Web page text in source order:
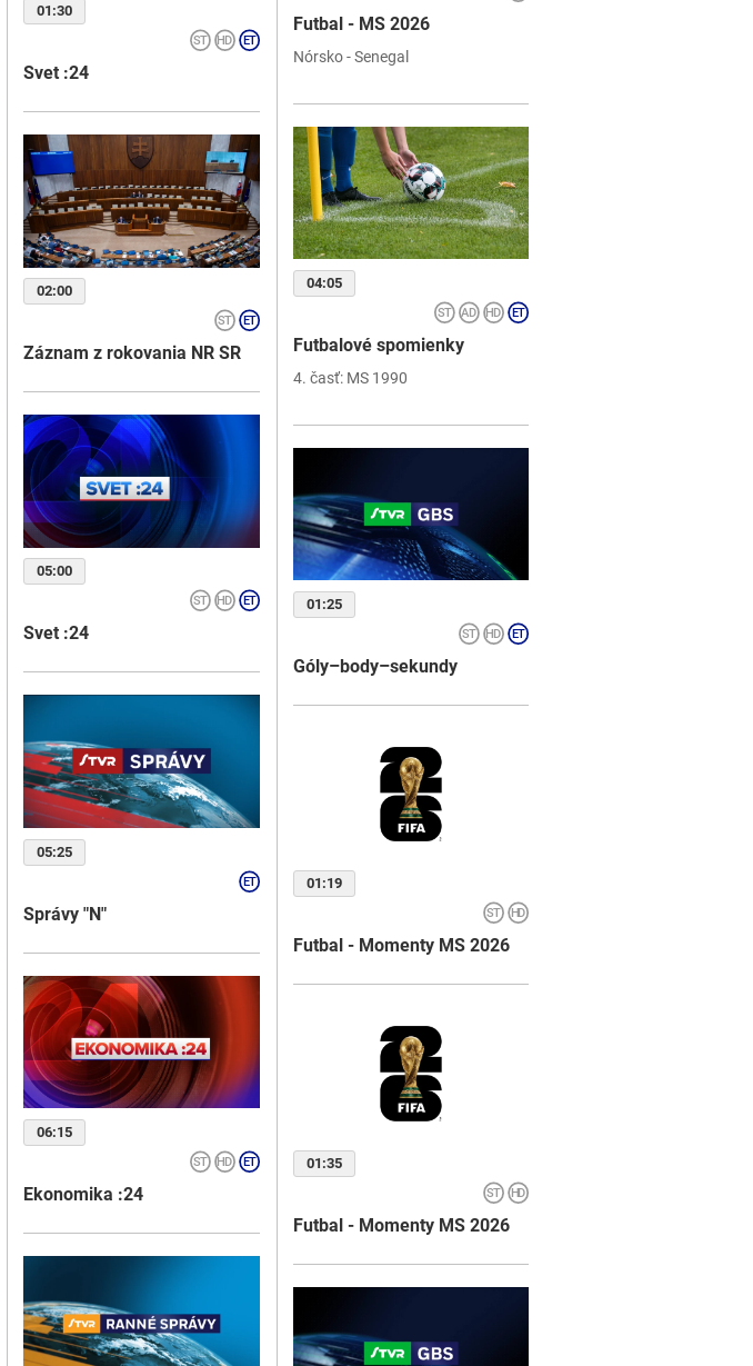
01:30
Svet :24
02:00
Záznam z rokovania NR SR
05:00
Svet :24
05:25
Správy "N"
06:15
Ekonomika :24
Futbal - MS 2026
Nórsko - Senegal
04:05
Futbalové spomienky
4. časť: MS 1990
01:25
Góly–body–sekundy
01:19
Futbal - Momenty MS 2026
01:35
Futbal - Momenty MS 2026